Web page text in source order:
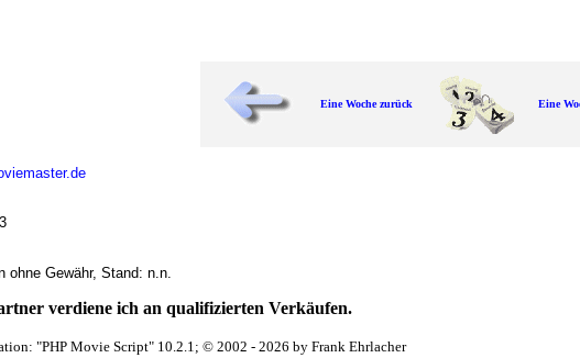
Eine Woche zurück Eine
ohne Gewähr, Stand: n.n.
verdiene ich an qualifizierten Verkäufen.
"PHP Movie Script" 10.2.1; © 2002 - 2026 by Frank Ehrlacher